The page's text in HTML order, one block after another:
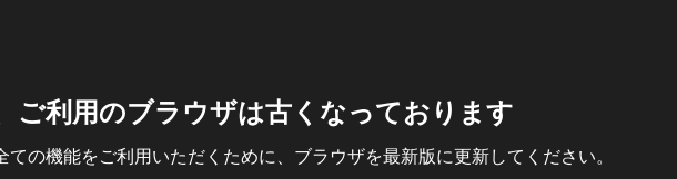
ご利用のブラウザは古くなっております
の機能をご利用いただくために、ブラウザを最新版に更新してください。